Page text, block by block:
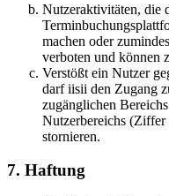
Nutzeraktivitäten, die
machen oder
verboten und können
Verstößt ein Nutzer
darf iisii den Zugang
zugänglichen
Nutzerbereichs (Ziffer
stornieren.
7. Haftung